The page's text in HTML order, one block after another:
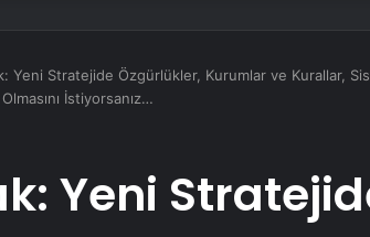
Yeni Stratejide Özgürlükler, Kurumlar ve Kurallar,
İstiyorsanız…
Yeni